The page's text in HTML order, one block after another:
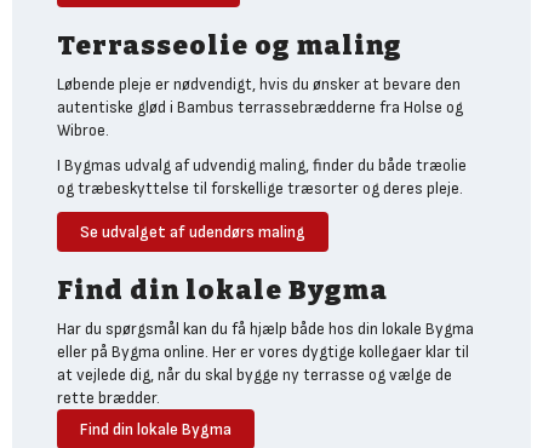
Terrasseolie og maling
Løbende pleje er nødvendigt, hvis du ønsker at bevare den
autentiske glød i Bambus terrassebrædderne fra Holse og
Wibroe.
I Bygmas udvalg af udvendig maling, finder du både træolie
og træbeskyttelse til forskellige træsorter og deres pleje.
Se udvalget af udendørs maling
Find din lokale Bygma
Har du spørgsmål kan du få hjælp både hos din lokale Bygma
eller på Bygma online. Her er vores dygtige kollegaer klar til
at vejlede dig, når du skal bygge ny terrasse og vælge de
rette brædder.
Find din lokale Bygma